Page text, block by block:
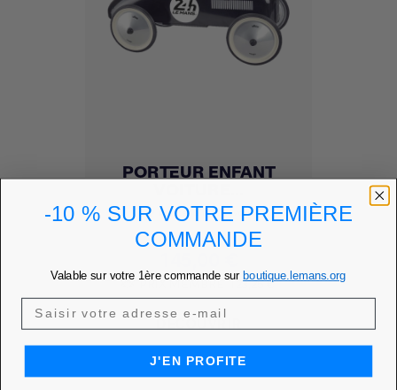
PORTEUR ENFANT
favorite Ajouter à mes favoris
PRIX MEMBRE 123,25 €
DÉCOUVRIR
-10 % SUR VOTRE PREMIÈRE
COMMANDE
Valable sur votre 1ère commande sur boutique.lemans.org
J'EN PROFITE